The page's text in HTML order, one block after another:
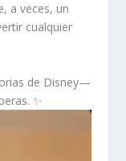
a veces, un
cualquier
de Disney—
✨